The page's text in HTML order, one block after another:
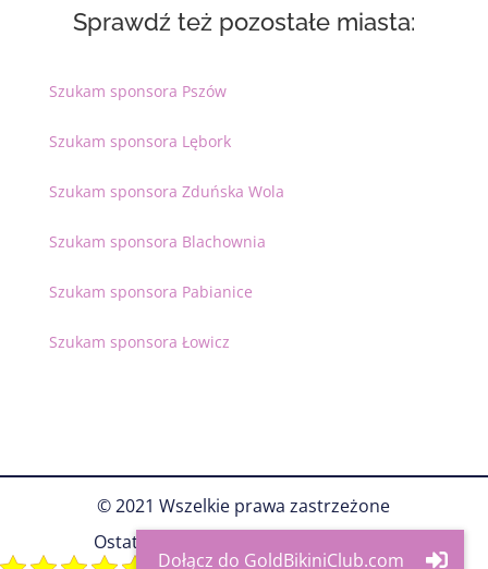
Sprawdź też pozostałe miasta:
Szukam sponsora Pszów
Szukam sponsora Lębork
Szukam sponsora Zduńska Wola
Szukam sponsora Blachownia
Szukam sponsora Pabianice
Szukam sponsora Łowicz
© 2021 Wszelkie prawa zastrzeżone
Ostatnia aktualizacja